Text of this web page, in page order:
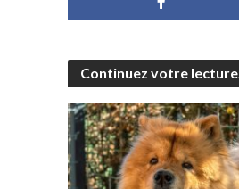
Continuez votre lecture...